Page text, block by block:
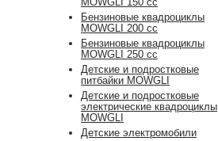
Бензиновые квадроциклы
MOWGLI 200 cc
Бензиновые квадроциклы
MOWGLI 250 cc
Детские и подростковые
питбайки MOWGLI
Детские и подростковые
электрические квадроциклы
MOWGLI
Детские электромобили